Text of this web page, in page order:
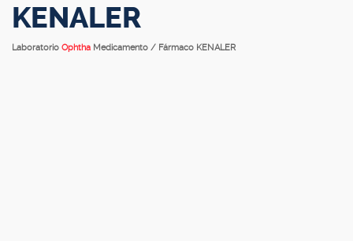
KENALER
Laboratorio Ophtha Medicamento / Fármaco KENALER